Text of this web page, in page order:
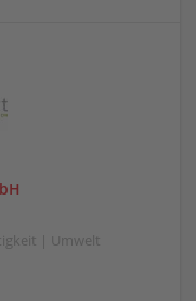
| Umwelt